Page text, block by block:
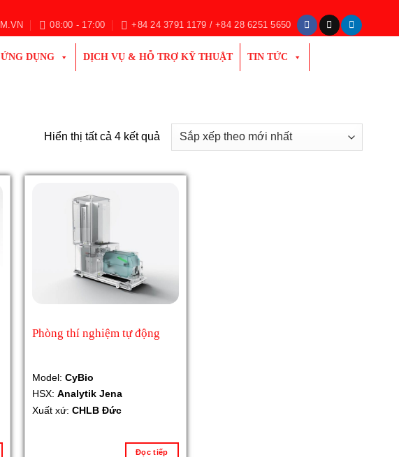
08:00 - 17:00 +84 24 3791 1179 / +84 28 6251 5650
DỤNG DỊCH VỤ & HỖ TRỢ KỸ THUẬT TIN TỨC
Hiển thị tất cả 4 kết quảĐã
sắp
xếp
Phòng thí nghiệm tự động
Model: CyBio
HSX: Analytik Jena
Xuất xứ: CHLB Đức
Đọc tiếp